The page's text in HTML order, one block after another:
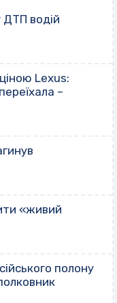
ДТП водій
Lexus:
–
«живий
полону